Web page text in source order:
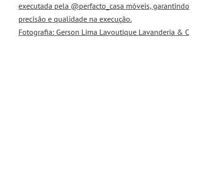
Fotografia: Gerson Lima Lavoutique Lavanderia & C